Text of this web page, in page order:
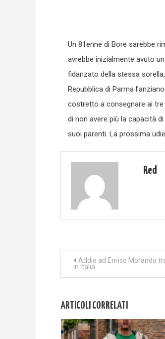
Un 81enne di Bore sarebbe
avrebbe inizialmente avuto
fidanzato della stessa
Repubblica di Parma
costretto a consegnare ai tre
di non avere più la capacità
suoi parenti. La prossima
Red
Navigazione
Addio ad Enrico Morando
in Italia
ARTICOLI CORRELATI